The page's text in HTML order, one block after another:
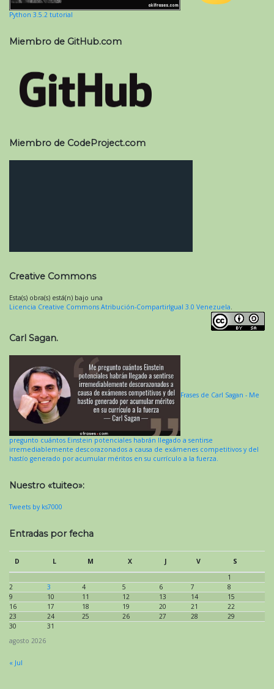
Python 3.5.2 tutorial
Miembro de GitHub.com
Miembro de CodeProject.com
Creative Commons
Esta(s) obra(s) está(n) bajo una
Licencia Creative Commons Atribución-CompartirIgual 3.0 Venezuela.
Carl Sagan.
Frases de Carl Sagan - Me
pregunto cuántos Einstein potenciales habrán llegado a sentirse
irremediablemente descorazonados a causa de exámenes competitivos y del
hastío generado por acumular méritos en su currículo a la fuerza.
Nuestro «tuiteo»:
Tweets by ks7000
Entradas por fecha
agosto 2026
D L M X J V
S
1
2
3 4 5 6 7
8
9
10 11 12 13 14
15
16
17 18 19 20 21
22
23
24 25 26 27 28
29
30
31
« Jul